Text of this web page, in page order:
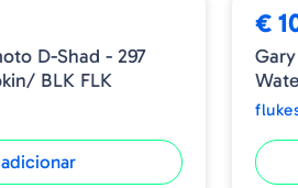
D-Shad - 297
BLK FLK
adicionar
€